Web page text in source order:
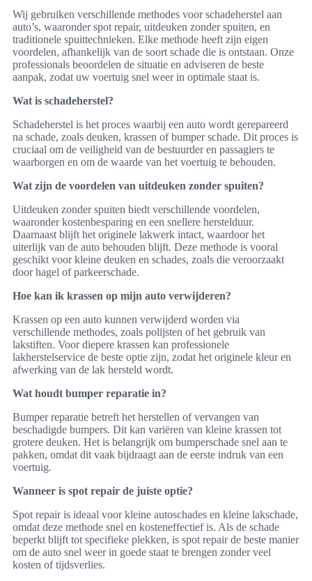
Wij gebruiken verschillende methodes voor schadeherstel aan
auto’s, waaronder spot repair, uitdeuken zonder spuiten, en
traditionele spuittechnieken. Elke methode heeft zijn eigen
voordelen, afhankelijk van de soort schade die is ontstaan. Onze
professionals beoordelen de situatie en adviseren de beste
aanpak, zodat uw voertuig snel weer in optimale staat is.
Wat is schadeherstel?
Schadeherstel is het proces waarbij een auto wordt gerepareerd
na schade, zoals deuken, krassen of bumper schade. Dit proces is
cruciaal om de veiligheid van de bestuurder en passagiers te
waarborgen en om de waarde van het voertuig te behouden.
Wat zijn de voordelen van uitdeuken zonder spuiten?
Uitdeuken zonder spuiten biedt verschillende voordelen,
waaronder kostenbesparing en een snellere herstelduur.
Daarnaast blijft het originele lakwerk intact, waardoor het
uiterlijk van de auto behouden blijft. Deze methode is vooral
geschikt voor kleine deuken en schades, zoals die veroorzaakt
door hagel of parkeerschade.
Hoe kan ik krassen op mijn auto verwijderen?
Krassen op een auto kunnen verwijderd worden via
verschillende methodes, zoals polijsten of het gebruik van
lakstiften. Voor diepere krassen kan professionele
lakherstelservice de beste optie zijn, zodat het originele kleur en
afwerking van de lak hersteld wordt.
Wat houdt bumper reparatie in?
Bumper reparatie betreft het herstellen of vervangen van
beschadigde bumpers. Dit kan variëren van kleine krassen tot
grotere deuken. Het is belangrijk om bumperschade snel aan te
pakken, omdat dit vaak bijdraagt aan de eerste indruk van een
voertuig.
Wanneer is spot repair de juiste optie?
Spot repair is ideaal voor kleine autoschades en kleine lakschade,
omdat deze methode snel en kosteneffectief is. Als de schade
beperkt blijft tot specifieke plekken, is spot repair de beste manier
om de auto snel weer in goede staat te brengen zonder veel
kosten of tijdsverlies.